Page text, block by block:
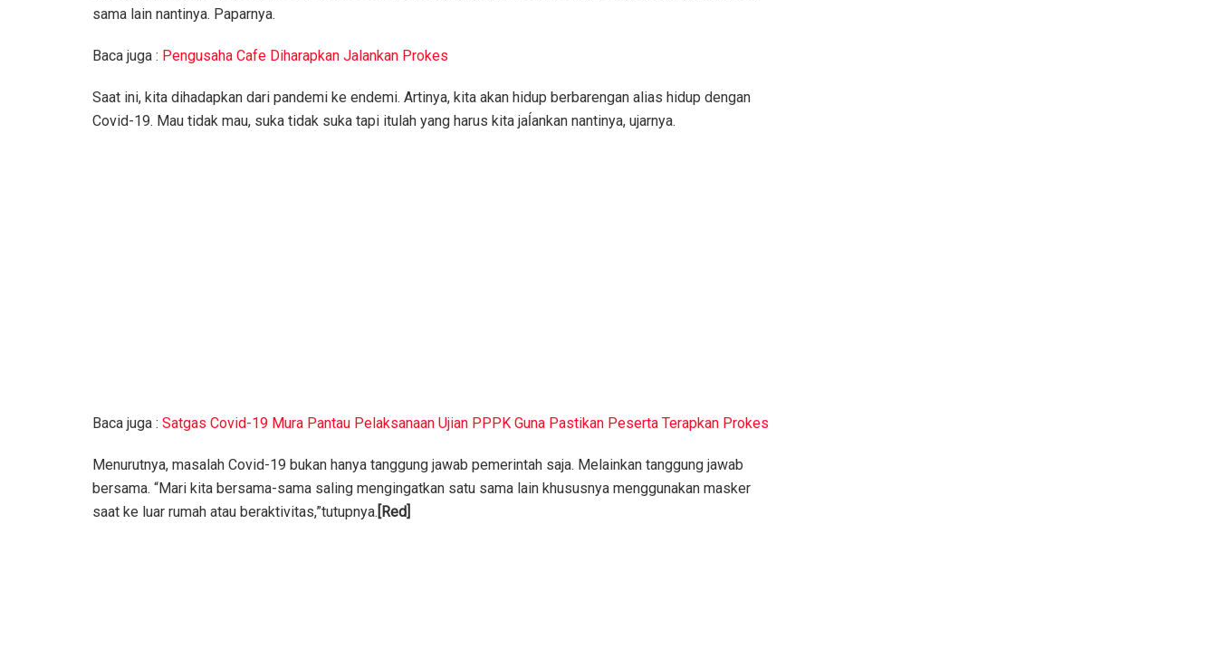
sama lain nantinya. Paparnya.
Baca juga : Pengusaha Cafe Diharapkan Jalankan Prokes
Saat ini, kita dihadapkan dari pandemi ke endemi. Artinya, kita akan hidup berbarengan alias hidup dengan
Covid-19. Mau tidak mau, suka tidak suka tapi itulah yang harus kita jaĺankan nantinya, ujarnya.
Baca juga : Satgas Covid-19 Mura Pantau Pelaksanaan Ujian PPPK Guna Pastikan Peserta Terapkan Prokes
Menurutnya, masalah Covid-19 bukan hanya tanggung jawab pemerintah saja. Melainkan tanggung jawab
bersama. “Mari kita bersama-sama saling mengingatkan satu sama lain khususnya menggunakan masker
saat ke luar rumah atau beraktivitas,”tutupnya. [Red]